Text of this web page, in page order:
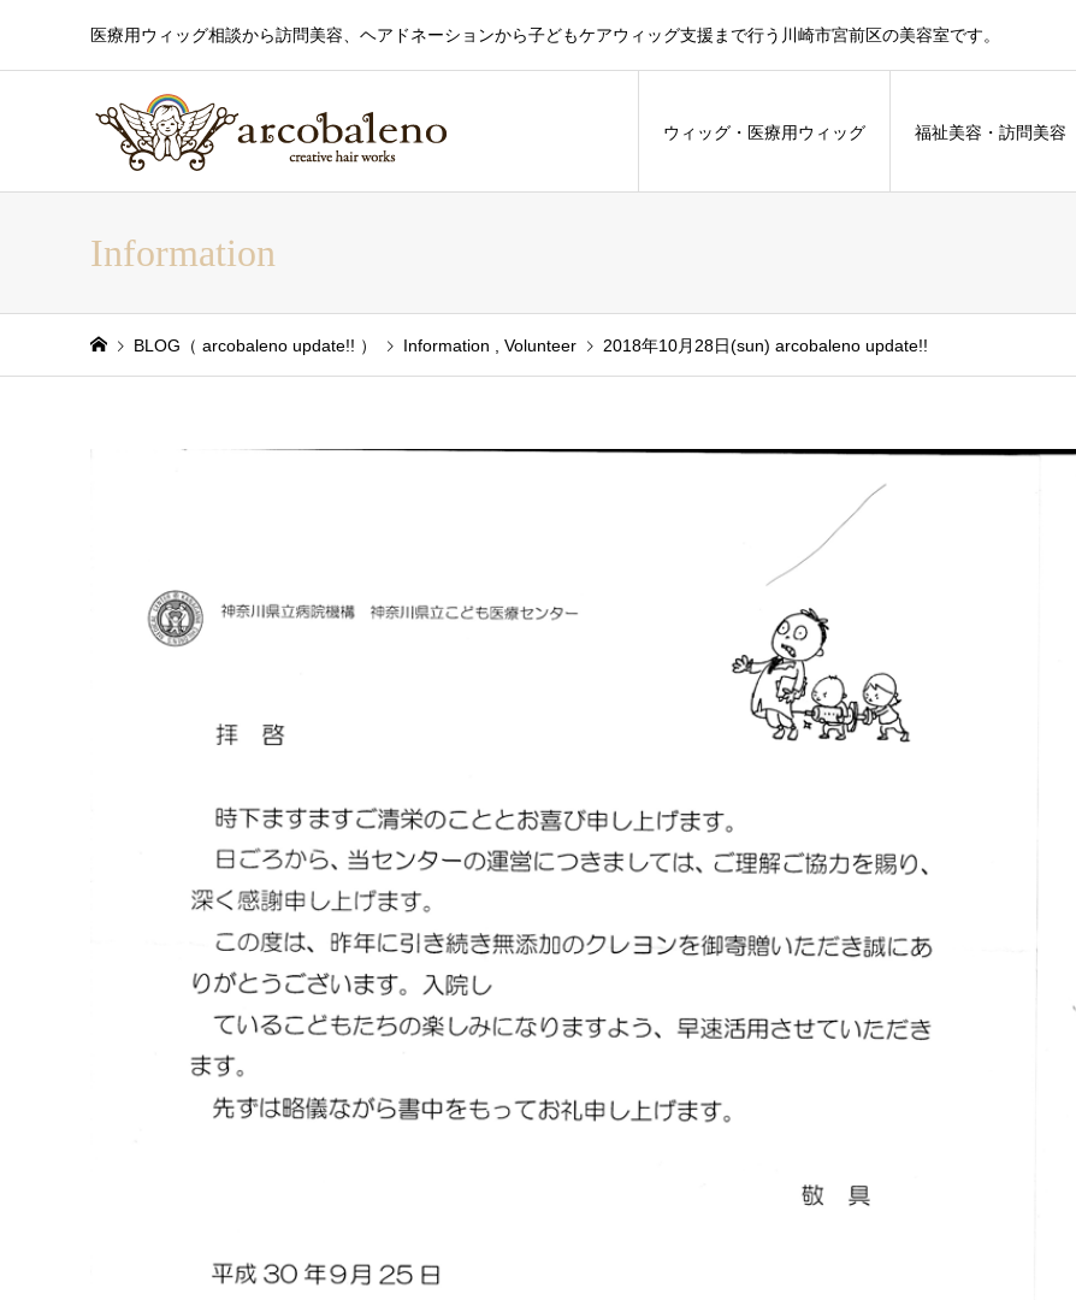
医療用ウィッグ相談から訪問美容、ヘアドネーションから子どもケアウィッグ支援まで行う川崎市宮前区の美容室です。
ウィッグ・医療用ウィッグ 福祉美容・訪問美容
Information
BLOG（ arcobaleno update!! ） Information Volunteer 2018年10月28日(sun) arcobaleno update!!